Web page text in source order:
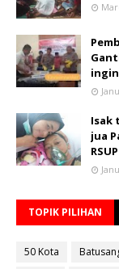
Isak
jua
TOPIK PILIHAN
50 Kota